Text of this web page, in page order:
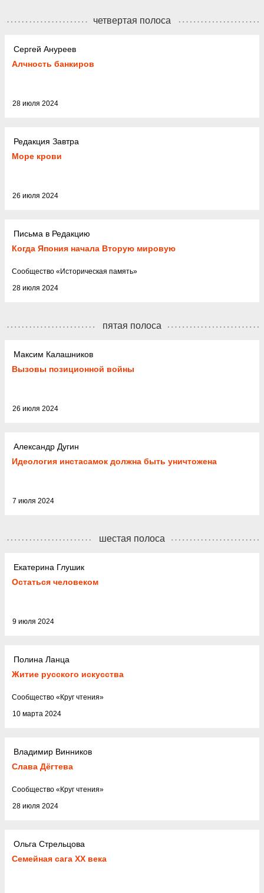
четвертая полоса
Сергей Ануреев
Алчность банкиров
28 июля 2024
Редакция Завтра
Море крови
26 июля 2024
Письма в Редакцию
Когда Япония начала Вторую мировую
28 июля 2024
Cообщество «Историческая память»
пятая полоса
Максим Калашников
Вызовы позиционной войны
26 июля 2024
Александр Дугин
Идеология инстасамок должна быть уничтожена
7 июля 2024
шестая полоса
Екатерина Глушик
Остаться человеком
9 июля 2024
Полина Ланца
Житие русского искусства
10 марта 2024
Cообщество «Круг чтения»
Владимир Винников
Слава Дёгтева
28 июля 2024
Cообщество «Круг чтения»
Ольга Стрельцова
Семейная сага XX века